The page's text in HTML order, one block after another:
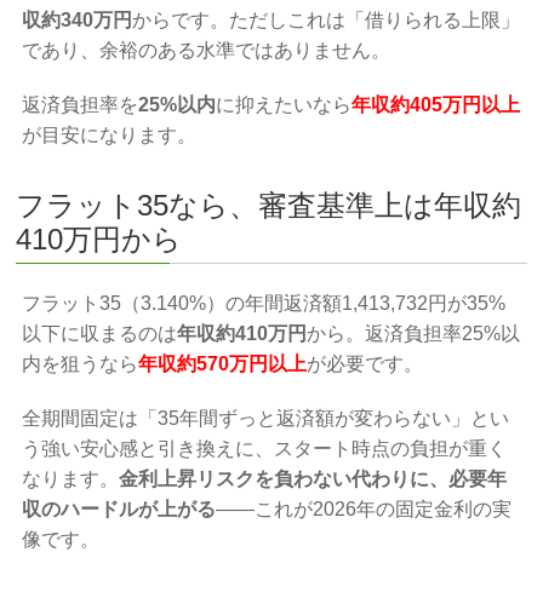
収約340万円からです。ただしこれは「借りられる上限」
であり、余裕のある水準ではありません。
返済負担率を25%以内に抑えたいなら年収約405万円以上
が目安になります。
フラット35なら、審査基準上は年収約
410万円から
フラット35（3.140%）の年間返済額1,413,732円が35%
以下に収まるのは年収約410万円から。返済負担率25%以
内を狙うなら年収約570万円以上が必要です。
全期間固定は「35年間ずっと返済額が変わらない」とい
う強い安心感と引き換えに、スタート時点の負担が重く
なります。金利上昇リスクを負わない代わりに、必要年
収のハードルが上がる——これが2026年の固定金利の実
像です。